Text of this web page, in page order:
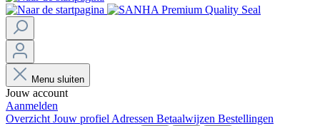
Menu sluiten
Jouw account
Aanmelden
Overzicht Jouw profiel Adressen Betaalwijzen Bestellingen